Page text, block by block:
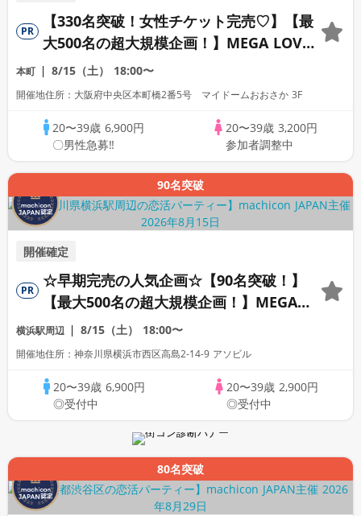
PR
【330名突破！女性チケット完売♡】【最
大500名の超大規模企画！】MEGA LOVE
FES～恋が動き出す出会いの祭典～
本町 8/15（土） 18:00〜
開催地住所：大阪府中央区本町橋2番5号 マイドームおおさか 3F
20〜39歳6,900円
〇男性急募‼
20〜39歳3,200円
参加者調整中
90名突破
開催確定
PR
☆早期完売の人気企画☆【90名突破！】
【最大500名の超大規模企画！】MEGA
LOVE FES～恋が動き出す出会いの祭典～
横浜駅周辺 8/15（土） 18:00〜
開催地住所：神奈川県横浜市西区高島2-14-9 アソビル
20〜39歳 6,900円
◎受付中
20〜39歳 2,900円
◎受付中
80名突破